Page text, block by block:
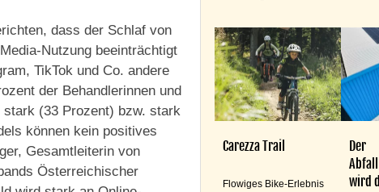
dass der Schlaf von
Nutzung beeinträchtigt
TikTok und Co. andere
der Behandlerinnen und
stark (33 Prozent) bzw. stark
können kein positives
Gesamtleiterin von
Österreichischer
Carezza Trail
Flowiges Bike-Erlebnis
Der
wird